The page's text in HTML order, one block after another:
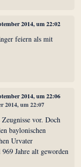
2014, um 22:02
feiern als mit
2014, um 22:06
2014, um 22:07
vor. Doch
baylonischen
Urvater
Jahre alt geworden